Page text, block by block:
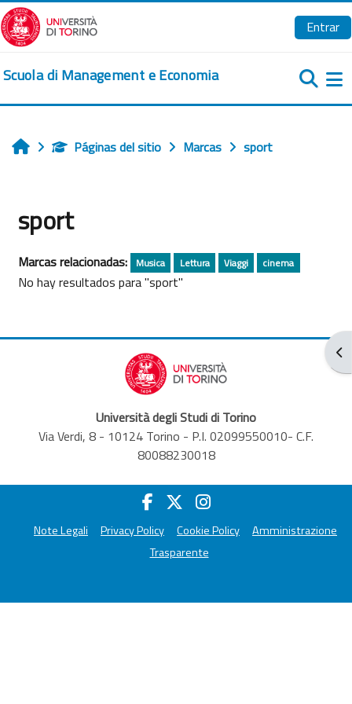
Salta al contenido principal
Entrar
Scuola di Management e Economia
InicioPáginas del sitio Marcas sport
sport
Marcas relacionadas: Musica Lettura Viaggi cinema
No hay resultados para "sport"
Università degli Studi di Torino
Via Verdi, 8 - 10124 Torino - P.I. 02099550010- C.F.
80088230018
Note Legali Privacy Policy Cookie Policy
Amministrazione
Trasparente